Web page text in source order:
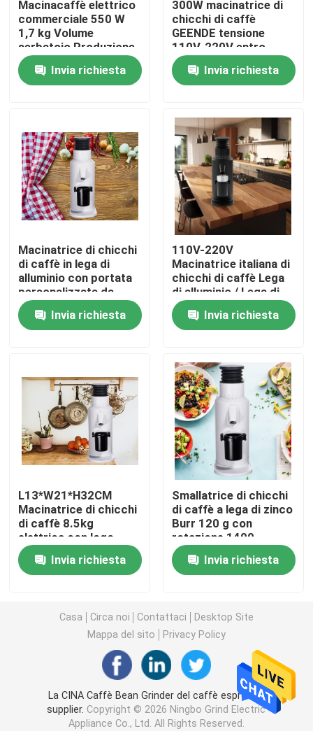
Casa
Prodotti
Circa noi
Giro della fabbrica
Contattici
Casi
Smerigliatrice del chicco di caffè
Burr Coffee Grinder
Macinacaffè di Doserless
macinacaffè commerciale
Macinacaffè del touch screen
Caffè espresso Bean Grinder
Macinacaffè all'aperto
Macinacaffè della mano
Macinacaffè elettrico
commerciale 550 W
1,7 kg Volume
serbatoio Produzione
online
Invia richiesta
300W macinatrice di
chicchi di caffè
GEENDE tensione
110V-220V entro
L13*W21*H32CM
Invia richiesta
Macinatrice di chicchi
di caffè in lega di
alluminio con portata
personalizzata da
110-220V a 120g
Invia richiesta
110V-220V
Macinatrice italiana di
chicchi di caffè Lega
di alluminio / Lega di
zinco
Invia richiesta
L13*W21*H32CM
Macinatrice di chicchi
di caffè 8.5kg
elettrica con logo
personalizzato
Invia richiesta
Smallatrice di chicchi
di caffè a lega di zinco
Burr 120 g con
rotazione 1400
rulli/minuto
Invia richiesta
Casa Circa noi Contattaci
Desktop Site
Mappa del sito
Privacy Policy
La CINA Caffè Bean Grinder del caffè espresso
supplier. Copyright © 2026 Ningbo Grind Electric
Appliance Co., Ltd. All Rights Reserved.